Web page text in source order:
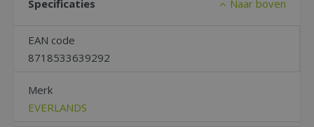
Specificaties Naar boven
EAN code
8718533639292
Merk
EVERLANDS